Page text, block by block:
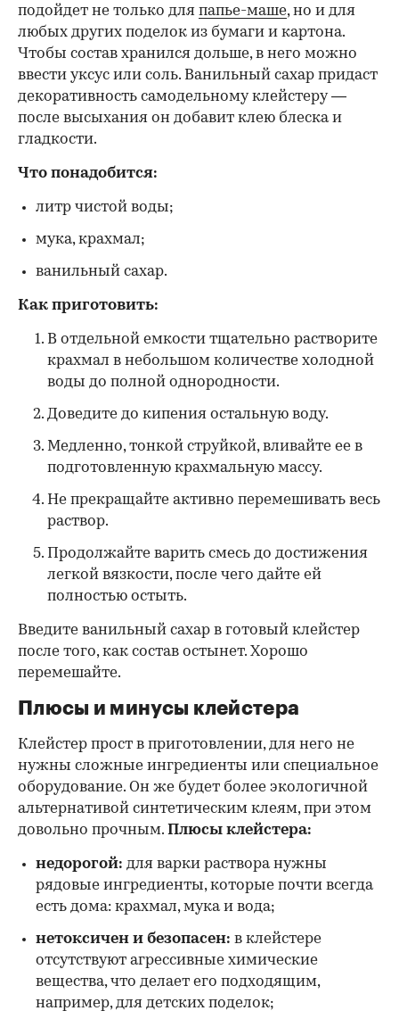
подойдет не только для папье-маше, но и для
любых других поделок из бумаги и картона.
Чтобы состав хранился дольше, в него можно
ввести уксус или соль. Ванильный сахар придаст
декоративность самодельному клейстеру —
после высыхания он добавит клею блеска и
гладкости.
Что понадобится:
литр чистой воды;
мука, крахмал;
ванильный сахар.
Как приготовить:
В отдельной емкости тщательно растворите
крахмал в небольшом количестве холодной
воды до полной однородности.
Доведите до кипения остальную воду.
Медленно, тонкой струйкой, вливайте ее в
подготовленную крахмальную массу.
Не прекращайте активно перемешивать весь
раствор.
Продолжайте варить смесь до достижения
легкой вязкости, после чего дайте ей
полностью остыть.
Введите ванильный сахар в готовый клейстер
после того, как состав остынет. Хорошо
перемешайте.
Плюсы и минусы клейстера
Клейстер прост в приготовлении, для него не
нужны сложные ингредиенты или специальное
оборудование. Он же будет более экологичной
альтернативой синтетическим клеям, при этом
довольно прочным. Плюсы клейстера:
недорогой: для варки раствора нужны
рядовые ингредиенты, которые почти всегда
есть дома: крахмал, мука и вода;
нетоксичен и безопасен: в клейстере
отсутствуют агрессивные химические
вещества, что делает его подходящим,
например, для детских поделок;